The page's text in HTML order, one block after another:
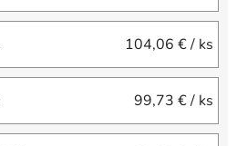
104,06 €/ ks
99,73 €/ ks